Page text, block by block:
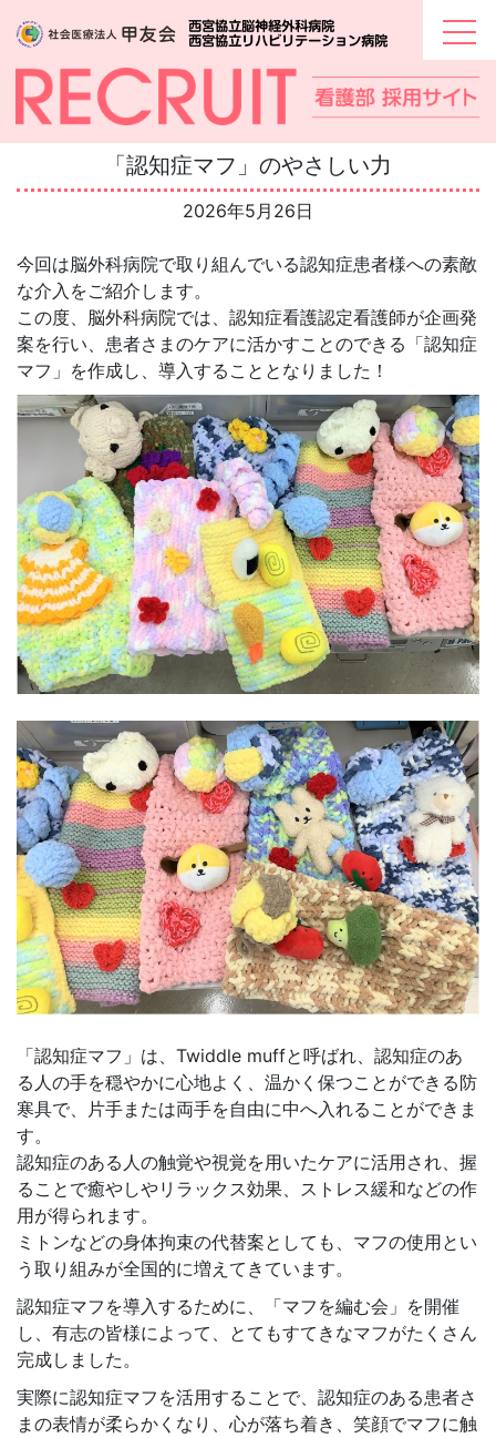
content
「認知症マフ」のやさしい力
2026年5月26日
今回は脳外科病院で取り組んでいる認知症患者様への素敵
な介入をご紹介します。
この度、脳外科病院では、認知症看護認定看護師が企画発
案を行い、患者さまのケアに活かすことのできる「認知症
マフ」を作成し、導入することとなりました！
「認知症マフ」は、Twiddle muffと呼ばれ、認知症のあ
る人の手を穏やかに心地よく、温かく保つことができる防
寒具で、片手または両手を自由に中へ入れることができま
す。
認知症のある人の触覚や視覚を用いたケアに活用され、握
ることで癒やしやリラックス効果、ストレス緩和などの作
用が得られます。
ミトンなどの身体拘束の代替案としても、マフの使用とい
う取り組みが全国的に増えてきています。
認知症マフを導入するために、「マフを編む会」を開催
し、有志の皆様によって、とてもすてきなマフがたくさん
完成しました。
実際に認知症マフを活用することで、認知症のある患者さ
まの表情が柔らかくなり、心が落ち着き、笑顔でマフに触